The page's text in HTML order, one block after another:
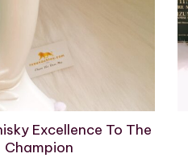
rỡ:
Phần cổ chai
PURE MALT
đồng điệu tuyệt vời với
Trữ Chữ Ký Của
bảnYamazaki 12
kế mặt sau của bình gốm
Excellence To The
Champion